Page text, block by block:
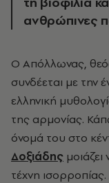
ανθρώπινες
Ο Απόλλωνας, θεός του φωτός και της μουσικής,
συνδέεται με την
ελληνική
της αρμονίας.
όνομά του στο
Δοξιάδης
τέχνη